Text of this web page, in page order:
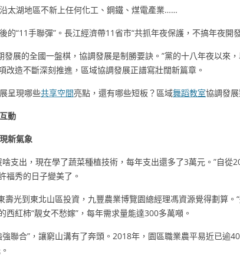
太湖地區不新上任何化工、鋼鐵、煤電產業……
的“11手聯彈”。長江經濟帶11省市“共抓年夜保護，不搞年夜開
期發展的全國一盤棋，協調發展是制勝要訣。”黨的十八年夜以來
改造不斷深刻推進，區域協調發展正譜寫壯闊新篇章。
呈現哪些共享空間亮點，還有哪些短板？區域舞蹈教室協調發
動
新氣象
啥支出，現在學了蔬菜種植技術，每年支出還多了3萬元。”自
福秀的日子變美了。
壽光到東北山區投資，九豐農業博覽園總經理馮資源覺得劃算
西紅柿“靚女不愁嫁”，每年需求量能達300多萬噸。
強聯合”，讓窮山溝有了奔頭。2018年，園區職業農平易近已